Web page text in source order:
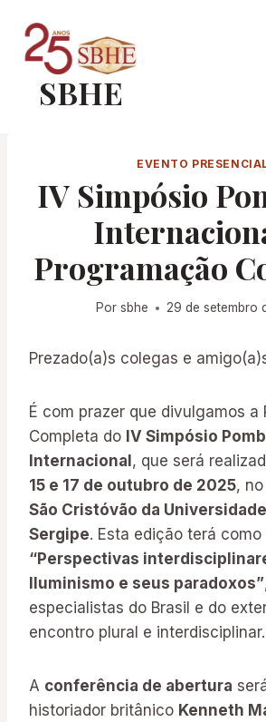
para
ConteúdoSBHE
EVENTO
IV Simpósio
Programação
Por sbhe 29 de setembro
Prezado(a)s colegas e
É com prazer que divulgamos a
Completa do IV Simpósio
Internacional , que será
15 e 17 de outubro de 2025, no
São Cristóvão da
Sergipe. Esta edição terá como
“Perspectivas
Iluminismo e seus paradoxos”
especialistas do Brasil e do
encontro plural e interdisciplinar.
A conferência de abertura
historiador britânico Kenneth